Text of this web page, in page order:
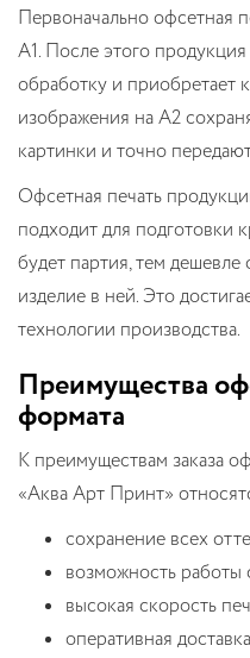
Первоначально офсетная
А1. После этого
обработку и приобретает
изображения на А2
картинки и точно
Офсетная печать
подходит для подготовки
будет партия, тем
изделие в ней. Это
технологии производства.
Преимущества
формата
К преимуществам заказа
«Аква Арт Принт»
сохранение всех
возможность
высокая скорость
оперативная